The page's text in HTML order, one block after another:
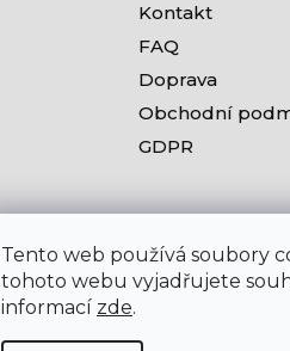
Tento web používá soubory
tohoto webu vyjadřujete
informací zde.
Kontakt
FAQ
Doprava
Obchodní
GDPR